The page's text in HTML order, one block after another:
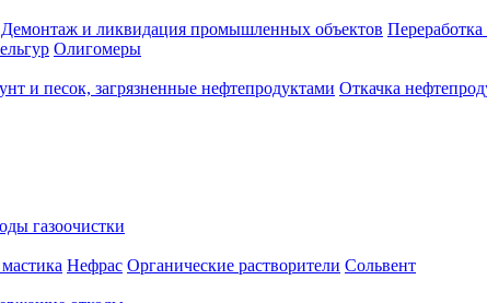
Демонтаж и ликвидация промышленных объектов
Олигомеры
и песок, загрязненные нефтепродуктами Откачка
газоочистки
Нефрас Органические растворители Сольвент